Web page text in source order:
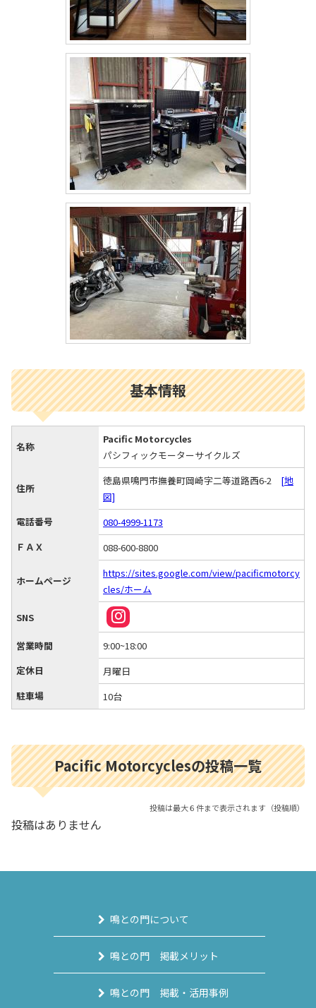
基本情報
名称
Pacific Motorcycles
パシフィックモーターサイクルズ
住所
徳島県鳴門市撫養町岡崎字二等道路西6-2 [地
図]
電話番号
080-4999-1173
ＦＡＸ
088-600-8800
ホームページ
https://sites.google.com/view/pacificmotorcy
cles/ホーム
SNS
営業時間
9:00~18:00
定休日
月曜日
駐車場
10台
Pacific Motorcyclesの投稿一覧
投稿は最大６件まで表示されます（投稿順）
投稿はありません
鳴との門について
鳴との門 掲載メリット
鳴との門 掲載・活用事例